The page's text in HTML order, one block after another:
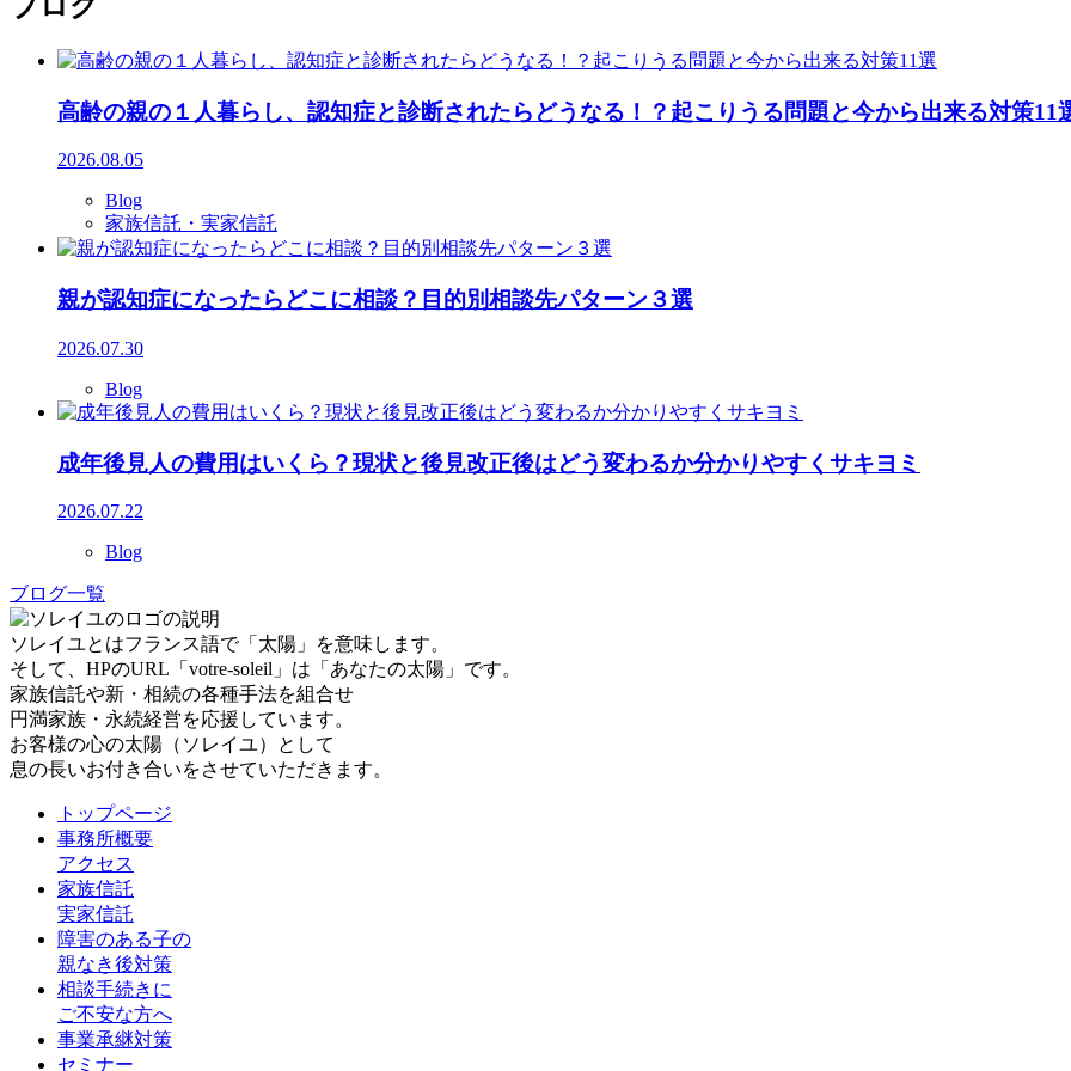
高齢の親の１人暮らし、認知症と診断されたらどうなる！？起こりうる問題と今から出来る対策11
2026.08.05
Blog
家族信託・実家信託
親が認知症になったらどこに相談？目的別相談先パターン３選
2026.07.30
Blog
成年後見人の費用はいくら？現状と後見改正後はどう変わるか分かりやすくサキヨミ
2026.07.22
Blog
ブログ一覧
ソレイユとはフランス語で「太陽」を意味します。
そして、HPのURL「votre-soleil」は「あなたの太陽」です。
家族信託や新・相続の各種手法を組合せ
円満家族・永続経営を応援しています。
お客様の心の太陽（ソレイユ）として
息の長いお付き合いをさせていただきます。
トップページ
事務所概要
アクセス
家族信託
実家信託
障害のある子の
親なき後対策
相談手続きに
ご不安な方へ
事業承継対策
セミナー